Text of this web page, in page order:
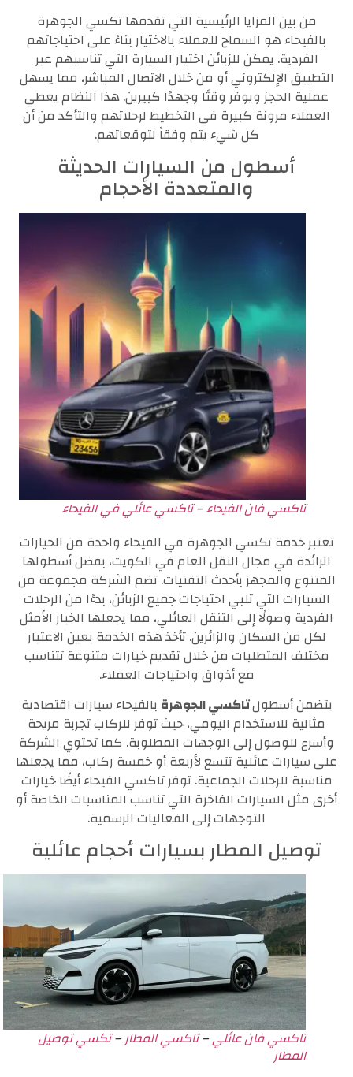
من بين المزايا الرئيسية التي تقدمها تكسي الجوهرة
بالفيحاء هو السماح للعملاء بالاختيار بناءً على احتياجاتهم
الفردية. يمكن للزبائن اختيار السيارة التي تناسبهم عبر
التطبيق الإلكتروني أو من خلال الاتصال المباشر، مما يسهل
عملية الحجز ويوفر وقتًا وجهدًا كبيرين. هذا النظام يعطي
العملاء مرونة كبيرة في التخطيط لرحلاتهم والتأكد من أن
كل شيء يتم وفقاً لتوقعاتهم.
أسطول من السيارات الحديثة
والمتعددة الأحجام
تاكسي فان الفيحاء–تاكسي عائلي في الفيحاء
تعتبر خدمة تكسي الجوهرة في الفيحاء واحدة من الخيارات
الرائدة في مجال النقل العام في الكويت، بفضل أسطولها
المتنوع والمجهز بأحدث التقنيات. تضم الشركة مجموعة من
السيارات التي تلبي احتياجات جميع الزبائن، بدءًا من الرحلات
الفردية وصولًا إلى التنقل العائلي، مما يجعلها الخيار الأمثل
لكل من السكان والزائرين. تأخذ هذه الخدمة بعين الاعتبار
مختلف المتطلبات من خلال تقديم خيارات متنوعة تتناسب
مع أذواق واحتياجات العملاء.
يتضمن أسطولتاكسي الجوهرةبالفيحاء سيارات اقتصادية
مثالية للاستخدام اليومي، حيث توفر للركاب تجربة مريحة
وأسرع للوصول إلى الوجهات المطلوبة. كما تحتوي الشركة
على سيارات عائلية تتسع لأربعة أو خمسة ركاب، مما يجعلها
مناسبة للرحلات الجماعية. توفر تاكسي الفيحاء أيضًا خيارات
أخرى مثل السيارات الفاخرة التي تناسب المناسبات الخاصة أو
التوجهات إلى الفعاليات الرسمية.
توصيل المطار بسيارات أحجام عائلية
تاكسي فان عائلي–تاكسي المطار–تكسي توصيل
المطار